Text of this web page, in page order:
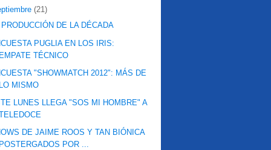
(21)
PRODUCCIÓN DE LA DÉCADA
PUGLIA EN LOS IRIS:
TÉCNICO
"SHOWMATCH 2012": MÁS DE
MISMO
LUNES LLEGA "SOS MI HOMBRE" A
DE JAIME ROOS Y TAN BIÓNICA
POR ...